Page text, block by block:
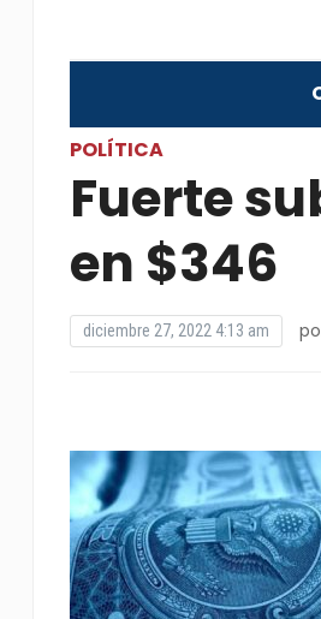
POLÍTICA
Fuerte
en $346
diciembre 27, 2022 4:13 am